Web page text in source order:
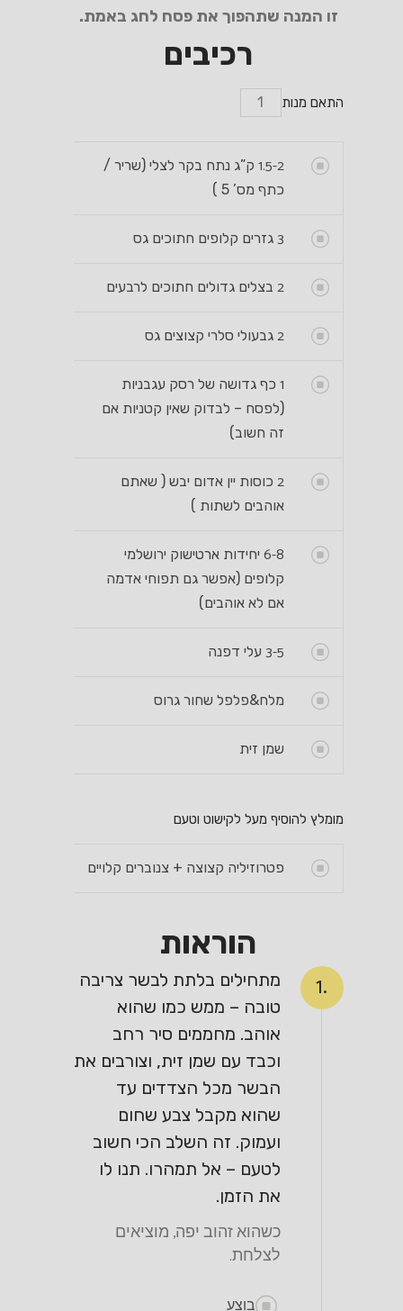
זו המנה שתהפוך את פסח לחג באמת.
רכיבים
התאם מנות
1.5-2 ק”ג נתח בקר לצלי (שריר /
כתף מס’ 5 )
3 גזרים קלופים חתוכים גס
2 בצלים גדולים חתוכים לרבעים
2 גבעולי סלרי קצוצים גס
1 כף גדושה של רסק עגבניות
(לפסח – לבדוק שאין קטניות אם
זה חשוב)
2 כוסות יין אדום יבש ( שאתם
אוהבים לשתות )
6-8 יחידות ארטישוק ירושלמי
קלופים (אפשר גם תפוחי אדמה
אם לא אוהבים)
3-5 עלי דפנה
מלח&פלפל שחור גרוס
שמן זית
מומלץ להוסיף מעל לקישוט וטעם
פטרוזיליה קצוצה + צנוברים קלויים
הוראות
1.
מתחילים בלתת לבשר צריבה
טובה – ממש כמו שהוא
אוהב. מחממים סיר רחב
וכבד עם שמן זית, וצורבים את
הבשר מכל הצדדים עד
שהוא מקבל צבע שחום
ועמוק. זה השלב הכי חשוב
לטעם – אל תמהרו. תנו לו
את הזמן.
כשהוא זהוב יפה, מוציאים
לצלחת.
בוצע